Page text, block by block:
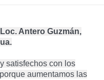
Antero Guzmán,
satisfechos con los
aumentamos las